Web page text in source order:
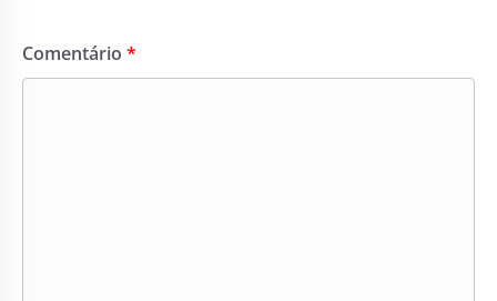
Comentário *